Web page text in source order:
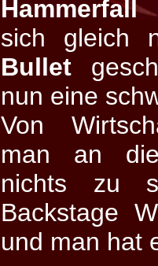
Hammerfall
sich gleich
Bullet
nun eine
Von
man an
nichts zu
Backstage
und man hat